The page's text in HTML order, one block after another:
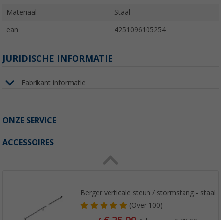
Materiaal Staal
ean 4251096105254
JURIDISCHE INFORMATIE
Fabrikant informatie
ONZE SERVICE
ACCESSOIRES
Berger verticale steun / stormstang - staal
(Over100)